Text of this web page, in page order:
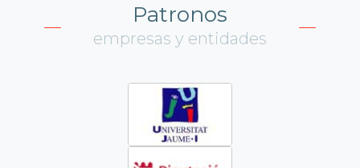
Patronos
empresas y entidades